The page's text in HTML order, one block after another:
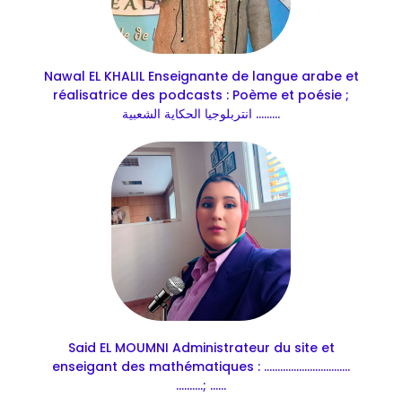
Nawal EL KHALIL Enseignante de langue arabe et
réalisatrice des podcasts : Poème et poésie ;
انتربلوجيا الحكاية الشعبية .........
Said EL MOUMNI Administrateur du site et
enseigant des mathématiques : ................................
..........; ......